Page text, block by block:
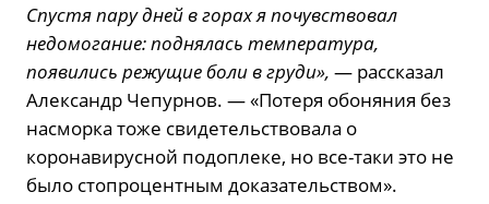
Спустя пару дней в горах я почувствовал
недомогание: поднялась температура,
появились режущие боли в груди», — рассказал
Александр Чепурнов. — «Потеря обоняния без
насморка тоже свидетельствовала о
коронавирусной подоплеке, но все-таки это не
было стопроцентным доказательством».